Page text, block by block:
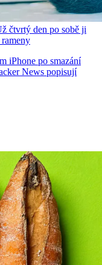
čtvrtý den po sobě ji
iPhone po smazání
News popisují